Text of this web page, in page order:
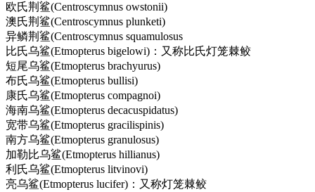
欧氏荆鲨(Centroscymnus owstonii)
澳氏荆鲨(Centroscymnus plunketi)
异鳞荆鲨(Centroscymnus squamulosus
比氏乌鲨(Etmopterus bigelowi)：又称比氏灯笼棘鲛
短尾乌鲨(Etmopterus brachyurus)
布氏乌鲨(Etmopterus bullisi)
康氏乌鲨(Etmopterus compagnoi)
海南乌鲨(Etmopterus decacuspidatus)
宽带乌鲨(Etmopterus gracilispinis)
南方乌鲨(Etmopterus granulosus)
加勒比乌鲨(Etmopterus hillianus)
利氏乌鲨(Etmopterus litvinovi)
亮乌鲨(Etmopterus lucifer)：又称灯笼棘鲛